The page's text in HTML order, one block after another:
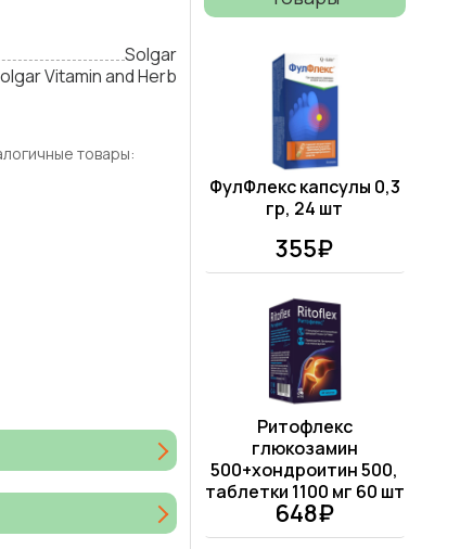
Solgar
Vitamin and Herb
товары:
ФулФлекс капсулы 0,3
гр, 24 шт
355₽
Ритофлекс
глюкозамин
500+хондроитин 500,
таблетки 1100 мг 60 шт
648₽